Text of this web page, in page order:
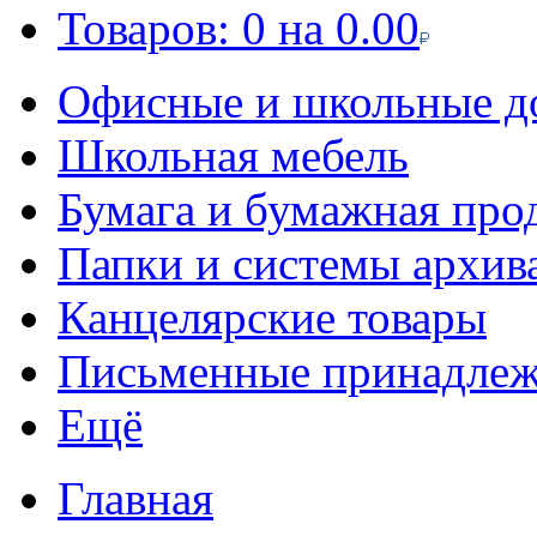
Товаров: 0 на 0.00
Офисные и школьные
Школьная мебель
Бумага и бумажная
Папки и системы
Канцелярские товары
Письменные
Ещё
Главная